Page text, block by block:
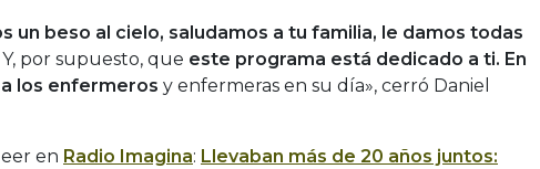
un beso al cielo, saludamos a tu familia, le damos todas
Y, por supuesto, que este programa está dedicado a ti. En
los enfermeros y enfermeras en su día», cerró Daniel
en Radio Imagina: Llevaban más de 20 años juntos: